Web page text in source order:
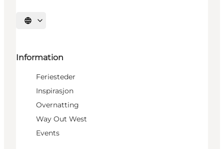
Velg språk
Information
Feriesteder
Inspirasjon
Overnatting
Way Out West
Events